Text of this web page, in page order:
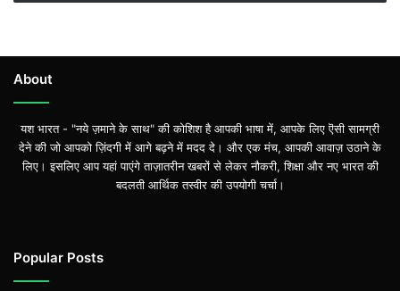
About
यश भारत - "नये ज़माने के साथ" की कोशिश है आपकी भाषा में, आपके लिए ऎसी सामग्री
देने की जो आपको ज़िंदगी में आगे बढ़ने में मदद दे। और एक मंच, आपकी आवाज़ उठाने के
लिए। इसलिए आप यहां पाएंगे ताज़ातरीन खबरों से लेकर नौकरी, शिक्षा और नए भारत की
बदलती आर्थिक तस्वीर की उपयोगी चर्चा।
Popular Posts